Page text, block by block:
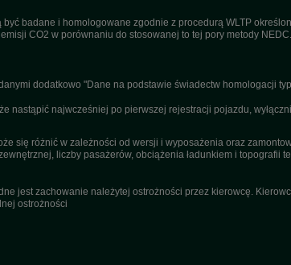
badane i homologowane zgodnie z procedurą WLTP
CO2 w porównaniu do stosowanej to tej pory metody NEDC.
dodatkowo "Dane na podstawie świadectw homologacji
nastąpić najwcześniej po pierwszej rejestracji pojazdu,
się różnić w zależności od wersji i wyposażenia oraz
liczby pasażerów, obciążenia ładunkiem i topografii
jest zachowanie należytej ostrożności przez kierowcę.
ostrożności